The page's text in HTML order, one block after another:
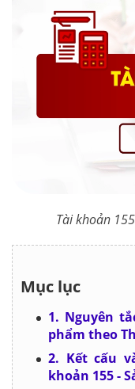
Tài khoản
Mục lục
1. Nguyên
phẩm theo
2. Kết cấu
khoản 155 -